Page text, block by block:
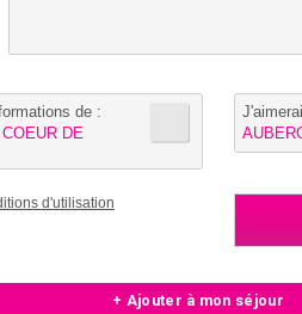
de :
DE
d'utilisation
+ Ajouter à mon séjour